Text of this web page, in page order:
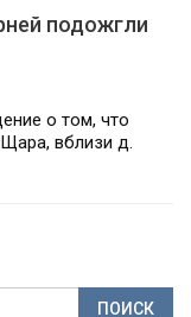
подожгли
о том, что
вблизи д.